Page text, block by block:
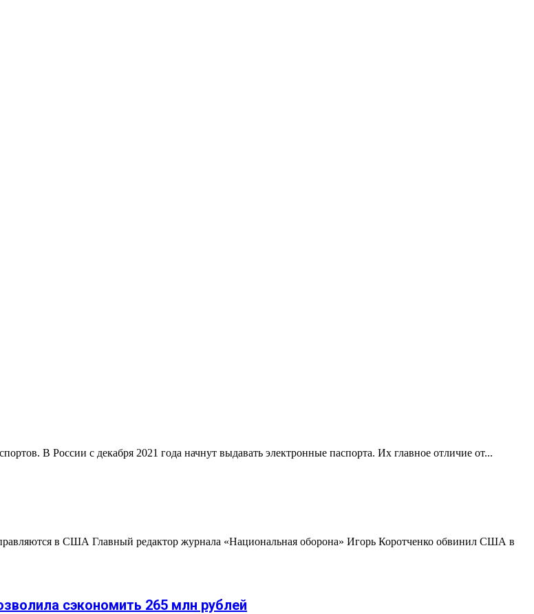
В России с декабря 2021 года начнут выдавать электронные паспорта. Их главное отличие от...
в США Главный редактор журнала «Национальная оборона» Игорь Коротченко обвинил США в
сэкономить 265 млн рублей